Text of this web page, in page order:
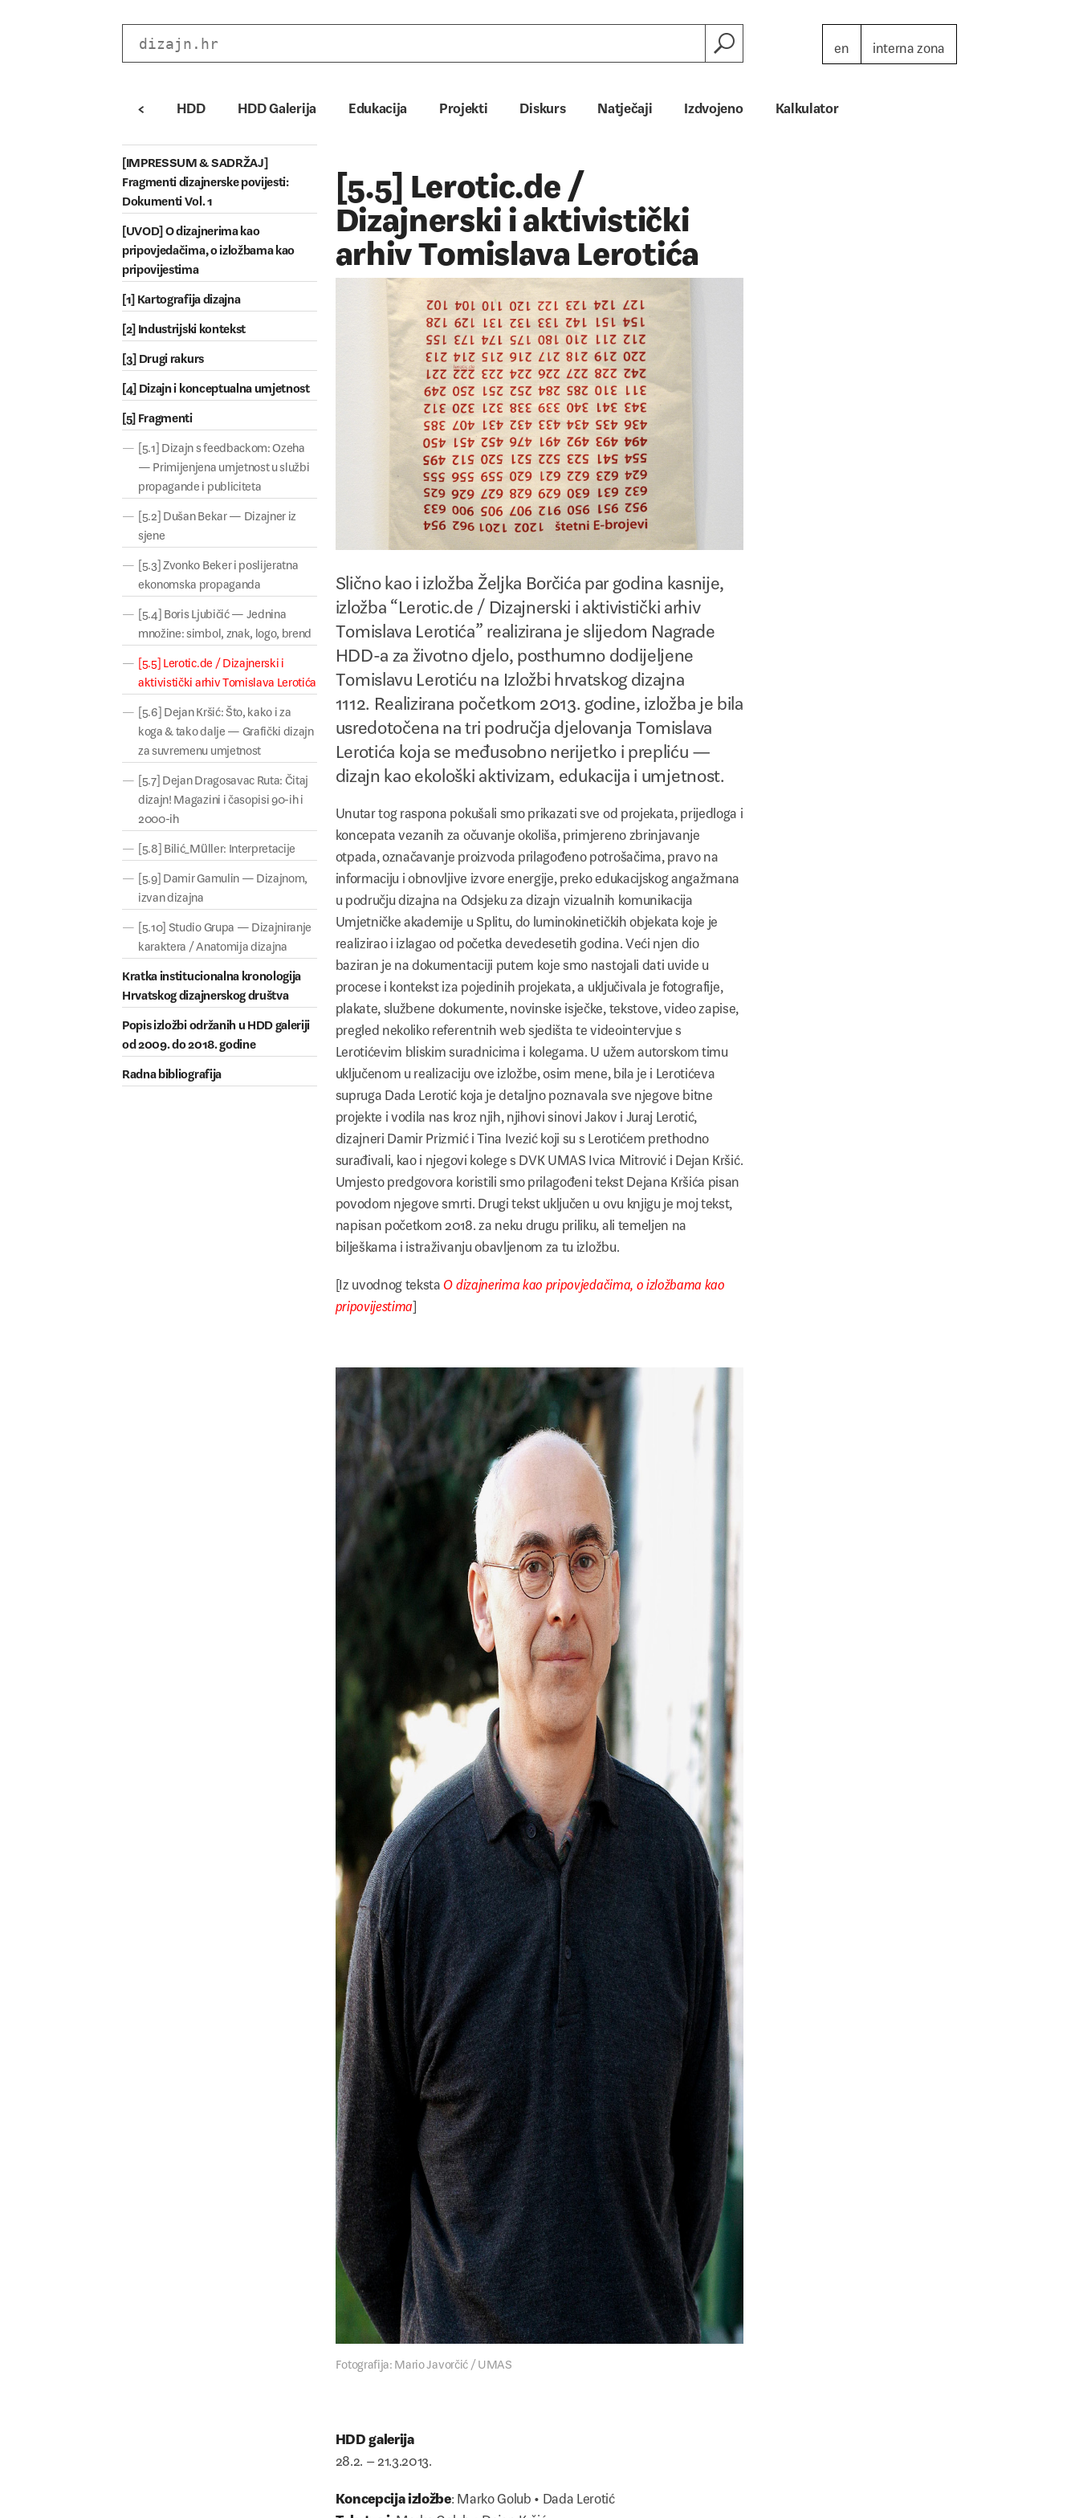
en interna zona
< HDD HDD Galerija Edukacija Projekti Diskurs Natječaji Izdvojeno Kalkulator
[5.5] Lerotic.de /
Dizajnerski i aktivistički
arhiv Tomislava Lerotića
Slično kao i izložba Željka Borčića par godina kasnije,
izložba “Lerotic.de / Dizajnerski i aktivistički arhiv
Tomislava Lerotića” realizirana je slijedom Nagrade
HDD-a za životno djelo, po­sthumno dodijeljene
Tomislavu Lerotiću na Izložbi hrvatskog dizajna
1112. Realizirana početkom 2013. godine, izložba je bila
usredotočena na tri područja djelovanja Tomislava
Lerotića koja se međusobno nerijetko i prepliću —
dizajn kao ekološki aktivizam, edukacija i umjetnost.
Unutar tog raspona pokušali smo prikazati sve od projekata, prijed­loga i
koncepata vezanih za očuvanje okoliša, primjereno zbrinjavanje
otpada, označavanje proizvoda prilagođeno potrošačima, pravo na
informaciju i obnovljive izvore ener­gije, preko edukacijskog angažmana
u području dizajna na Odsjeku za dizajn vizualnih komunikacija
Umjetničke akademije u Splitu, do luminokinetičkih objekata koje je
realizirao i izlagao od početka devedesetih godina. Veći njen dio
baziran je na dokumentaciji putem koje smo nastojali dati uvide u
procese i kontekst iza pojedinih projekata, a uključivala je fotografije,
plakate, službene dokumente, novinske isječke, tekstove, video zapise,
pregled nekoliko referentnih web sjedišta te videointervjue s
Lerotićevim bliskim suradnicima i kolegama. U užem autorskom timu
uključenom u realizaciju ove izložbe, osim mene, bila je i Lerotićeva
supruga Dada Lerotić koja je detaljno poznavala sve njegove bitne
projekte i vodila nas kroz njih, njihovi sinovi Jakov i Juraj Lerotić,
dizajneri Damir Prizmić i Tina Ivezić koji su s Lerotićem prethodno
surađivali, kao i njegovi kolege s DVK UMAS Ivica Mitrović i Dejan Kršić.
Umjesto predgovora koristili smo prilagođeni tekst Dejana Kršića pisan
povodom njegove smrti. Drugi tekst uključen u ovu knjigu je moj tekst,
napisan početkom 2018. za neku drugu priliku, ali temeljen na
bilješkama i istraživanju obavljenom za tu izložbu.
[Iz uvodnog teksta O dizajnerima kao pripovjedačima, o izložbama kao
pripovijestima]
Fotografija: Mario Javorčić / UMAS
HDD galerija
28.2. – 21.3.2013.
Koncepcija izložbe : Marko Golub • Dada Lerotić
[IMPRESSUM & SADRŽAJ]
Fragmenti dizajnerske povijesti:
Dokumenti Vol. 1
[UVOD] O dizajnerima kao
pripovjedačima, o izložbama kao
pripovijestima
[1] Kartografija dizajna
[2] Industrijski kontekst
[3] Drugi rakurs
[4] Dizajn i konceptualna umjetnost
[5] Fragmenti
[5.1] Dizajn s feedbackom: Ozeha
— Primijenjena umjetnost u službi
propagande i publiciteta
[5.2] Dušan Bekar — Dizajner iz
sjene
[5.3] Zvonko Beker i poslijeratna
ekonomska propaganda
[5.4] Boris Ljubičić — Jednina
množine: simbol, znak, logo, brend
[5.5] Lerotic.de / Dizajnerski i
aktivistički arhiv Tomislava Lerotića
[5.6] Dejan Kršić: Što, kako i za
koga & tako dalje — Grafički dizajn
za suvremenu umjetnost
[5.7] Dejan Dragosavac Ruta: Čitaj
dizajn! Magazini i časopisi 90-ih i
2000-ih
[5.8] Bilić_Müller: Interpretacije
[5.9] Damir Gamulin — Dizajnom,
izvan dizajna
[5.10] Studio Grupa — Dizajniranje
karaktera / Anatomija dizajna
Kratka institucionalna kronologija
Hrvatskog dizajnerskog društva
Popis izložbi održanih u HDD galeriji
od 2009. do 2018. godine
Radna bibliografija